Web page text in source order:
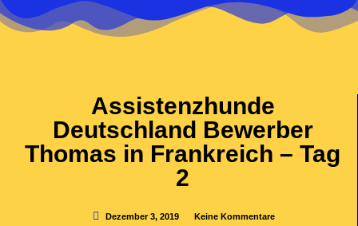
Assistenzhunde
Deutschland Bewerber
Thomas in Frankreich – Tag
2
Dezember 3, 2019 Keine Kommentare